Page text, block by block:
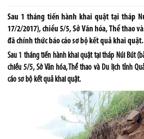
Sau 1 tháng tiến hành khai quật tại tháp
17/2/2017), chiều 5/5, Sở Văn hóa, Thể thao
đã chính thức báo cáo sơ bộ kết quả khai quật.
Sau 1 tháng tiến hành khai quật tại tháp Núi Bút
chiều 5/5, Sở Văn hóa, Thể thao và Du lịch tỉnh
cáo sơ bộ kết quả khai quật.